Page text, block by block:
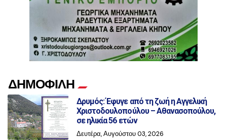
ΔΗΜΟΦΙΛΗ
Δρυμός: Έφυγε από τη ζωή η Αγγελική
Χριστοδουλοπούλου – Αθανασοπούλου,
σε ηλικία 56 ετών
Δευτέρα, Αυγούστου 03, 2026